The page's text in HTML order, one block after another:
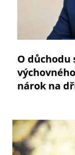
O důchodu
nárok na